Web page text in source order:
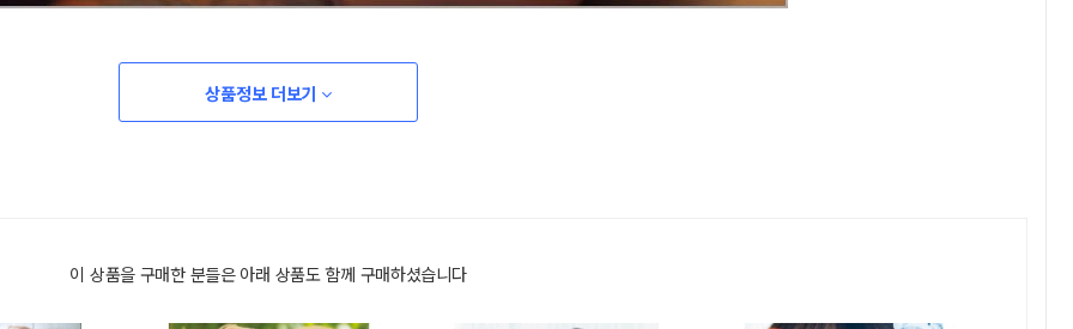
상품정보 더보기
이 상품을 구매한 분들은 아래 상품도 함께 구매하셨습니다